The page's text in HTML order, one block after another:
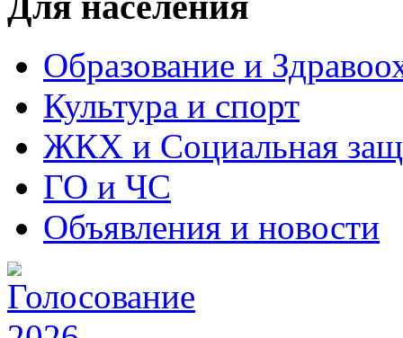
Образование и
Культура и спорт
ЖКХ и Социальная
ГО и ЧС
Объявления и новости